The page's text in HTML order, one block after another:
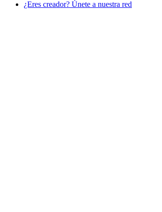
¿Eres creador? Únete a nuestra red